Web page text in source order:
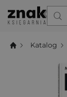
Katalog